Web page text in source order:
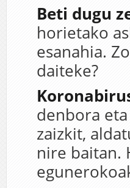
Beti dugu
horietako
esanahia.
daiteke?
denbora
zaizkit,
nire baitan.